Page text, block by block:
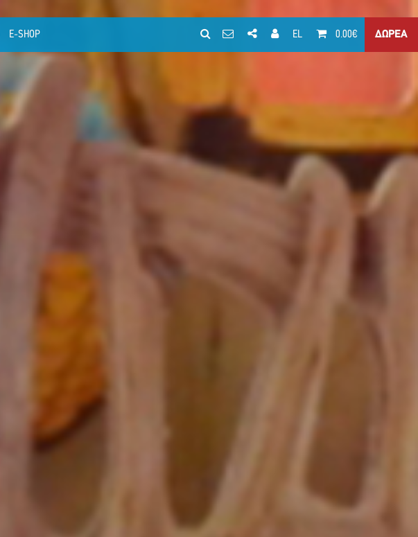
E-SHOP EL 0.00€ ΔΩΡΕΑ